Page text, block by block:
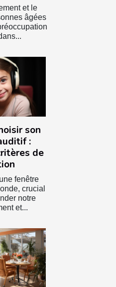
et le
âgées
son
:
de
fenêtre
crucial
notre
et...